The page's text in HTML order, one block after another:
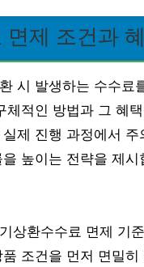
면제 조건과
시 발생하는 수수료
체적인 방법과 그 혜
제 진행 과정에서 주
높이는 전략을 제시
상환수수료 면제 기
조건을 먼저 면밀히